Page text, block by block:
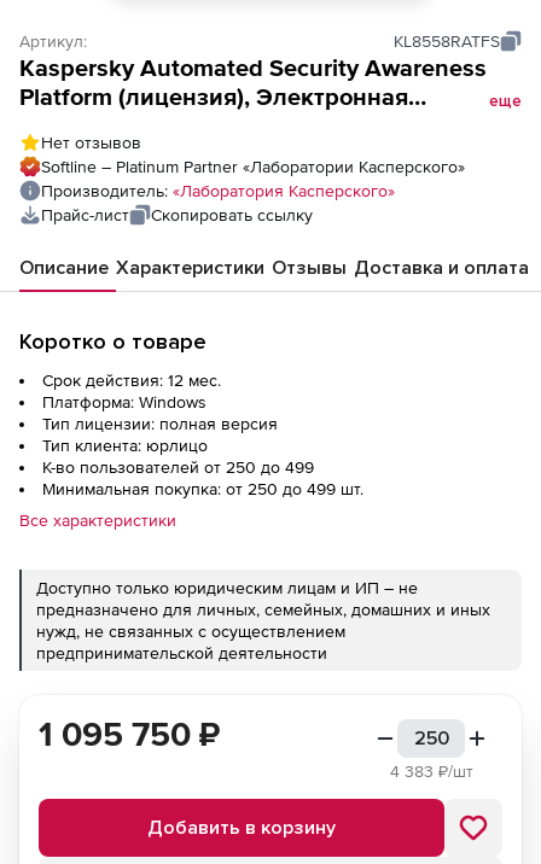
Артикул: KL8558RATFS
Kaspersky Automated Security Awareness
Platform (лицензия), Электронная
пользователей
еще
Нет отзывов
Softline – Platinum Partner «Лаборатории Касперского»
Производитель: «Лаборатория Касперского»
Прайс-лист
Скопировать ссылку
Описание Характеристики Отзывы Доставка и оплата
Коротко о товаре
Срок действия: 12 мес.
Платформа: Windows
Тип лицензии: полная версия
Тип клиента: юрлицо
К-во пользователей от 250 до 499
Минимальная покупка: от 250 до 499 шт.
Все характеристики
Доступно только юридическим лицам и ИП – не
предназначено для личных, семейных, домашних и иных
нужд, не связанных с осуществлением
предпринимательской деятельности
1 095 750 ₽
4 383 ₽/шт
Добавить в корзину